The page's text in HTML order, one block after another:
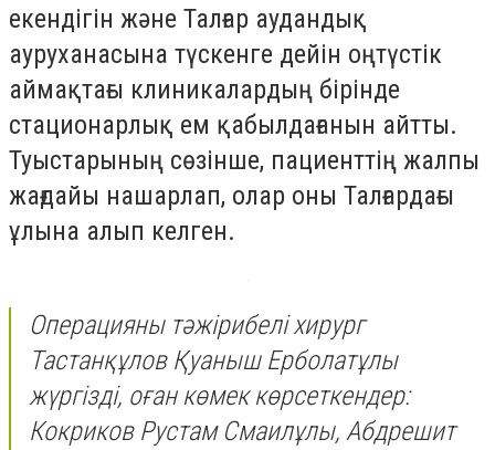
екендігін және Талғар аудандық
ауруханасына түскенге дейін оңтүстік
аймақтағы клиникалардың бірінде
стационарлық ем қабылдағанын айтты.
Туыстарының сөзінше, пациенттің жалпы
жағдайы нашарлап, олар оны Талғардағы
ұлына алып келген.
Операцияны тәжірибелі хирург
Тастанқұлов Қуаныш Ерболатұлы
жүргізді, оған көмек көрсеткендер:
Кокриков Рустам Смаилұлы, Абдрешит